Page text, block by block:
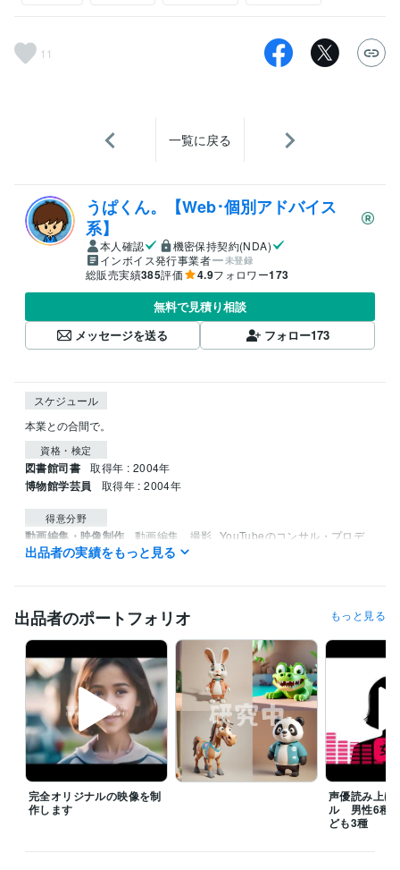
11
一覧に戻る
うぱくん。【Web･個別アドバイス
系】
本人確認
機密保持契約(NDA)
インボイス発行事業者
未登録
総販売実績385評価 4.9フォロワー173
無料で見積り相談
メッセージを送る
フォロー173
スケジュール
本業との合間で。
資格・検定
図書館司書 取得年 : 2004年
博物館学芸員 取得年 : 2004年
得意分野
動画編集・映像制作 動画編集、撮影 YouTubeのコンサル・プロデ
ュース ゲームプレイ 特技や才能をマネタイズさせるアドバイス
タレント業
YouTuber SNS コンサルティング Twitter
出品者の実績をもっと見る
出品者のポートフォリオ もっと見る
完全オリジナルの映像を制
作します
声優読み上げ
ル 男性6種/
ども3種